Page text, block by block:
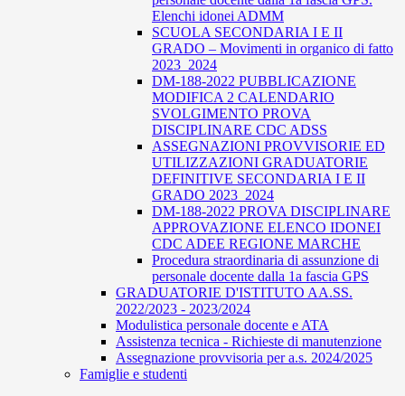
Elenchi idonei ADMM
SCUOLA SECONDARIA I E II
GRADO – Movimenti in organico di fatto
2023_2024
DM-188-2022 PUBBLICAZIONE
MODIFICA 2 CALENDARIO
SVOLGIMENTO PROVA
DISCIPLINARE CDC ADSS
ASSEGNAZIONI PROVVISORIE ED
UTILIZZAZIONI GRADUATORIE
DEFINITIVE SECONDARIA I E II
GRADO 2023_2024
DM-188-2022 PROVA DISCIPLINARE
APPROVAZIONE ELENCO IDONEI
CDC ADEE REGIONE MARCHE
Procedura straordinaria di assunzione di
personale docente dalla 1a fascia GPS
GRADUATORIE D'ISTITUTO AA.SS.
2022/2023 - 2023/2024
Modulistica personale docente e ATA
Assistenza tecnica - Richieste di manutenzione
Assegnazione provvisoria per a.s. 2024/2025
Famiglie e studenti